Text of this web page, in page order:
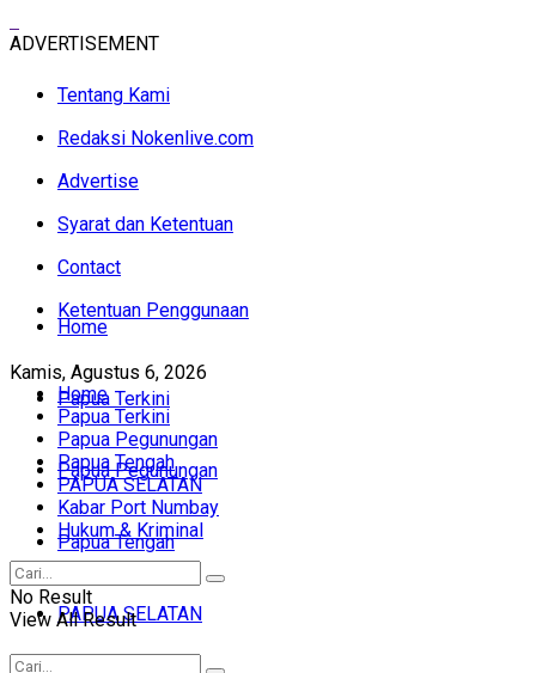
ADVERTISEMENT
Tentang Kami
Redaksi Nokenlive.com
Advertise
Syarat dan Ketentuan
Contact
Ketentuan Penggunaan
Kamis, Agustus 6, 2026
Home
Papua Terkini
Papua Pegunungan
Papua Tengah
PAPUA SELATAN
Home
Papua Terkini
Papua Pegunungan
Papua Tengah
PAPUA SELATAN
Kabar Port Numbay
Hukum & Kriminal
No Result
View All Result